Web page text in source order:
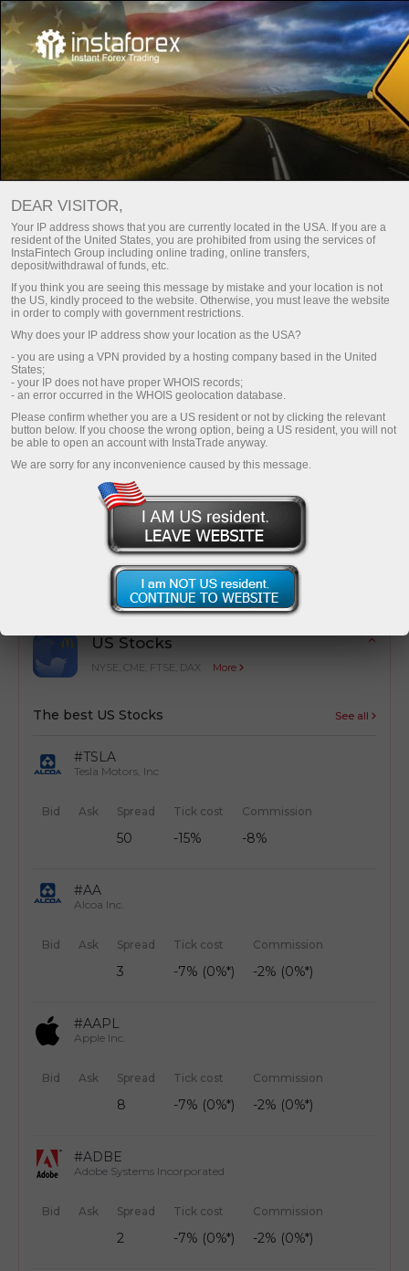
เลือกโบนัสที่เหมาะกับสไตล์การเทรด
ของคุณ!
สูงสุด 100% ของเงินฝาก และถอนกำไรได้อย่างอิสระ
รับเลย
InstaTrade -
หุ้นส่วนอย่างเป็นทางการของ Dragon
อนาคตกำลังมาถึง -
InstaTrade และ Dragon Racing
Cost optimization
Simple calculation of trading costs from
transactions
US Stocks
NYSE, CME, FTSE, DAX More
The best US Stocks See all
#TSLA
Tesla Motors, Inc
Bid Ask Spread
50
Tick cost
-15%
Commission
-8%
#AA
Alcoa Inc.
Bid Ask Spread
3
Tick cost
-7% (0%*)
Commission
-2% (0%*)
#AAPL
Apple Inc.
Bid Ask Spread
8
Tick cost
-7% (0%*)
Commission
-2% (0%*)
#ADBE
Adobe Systems Incorporated
Bid Ask Spread
2
Tick cost
-7% (0%*)
Commission
-2% (0%*)
DEAR VISITOR,
Your IP address shows that you are currently located in the USA. If you are a
resident of the United States, you are prohibited from using the services of
InstaFintech Group including online trading, online transfers,
deposit/withdrawal of funds, etc.
If you think you are seeing this message by mistake and your location is not
the US, kindly proceed to the website. Otherwise, you must leave the website
in order to comply with government restrictions.
Why does your IP address show your location as the USA?
- you are using a VPN provided by a hosting company based in the United
States;
- your IP does not have proper WHOIS records;
- an error occurred in the WHOIS geolocation database.
Please confirm whether you are a US resident or not by clicking the relevant
button below. If you choose the wrong option, being a US resident, you will not
be able to open an account with InstaTrade anyway.
We are sorry for any inconvenience caused by this message.